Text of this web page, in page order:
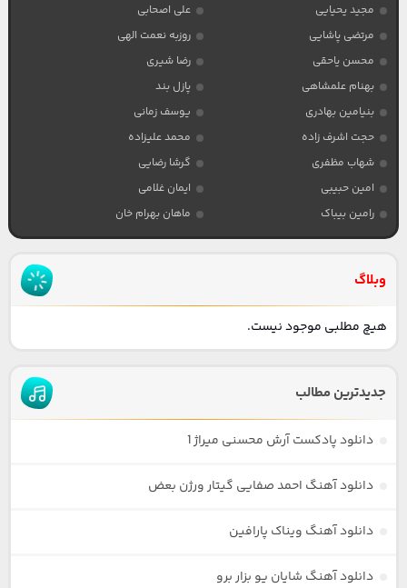
مجید یحیایی
علی اصحابی
مرتضی پاشایی
روزبه نعمت الهی
محسن یاحقی
رضا شیری
بهنام علمشاهی
پازل بند
بنیامین بهادری
یوسف زمانی
حجت اشرف زاده
محمد علیزاده
شهاب مظفری
گرشا رضایی
امین حبیبی
ایمان غلامی
رامین بیباک
ماهان بهرام خان
وبلاگ
هیچ مطلبی موجود نیست.
جدیدترین مطالب
دانلود پادکست آرش محسنی میراژ 1
دانلود آهنگ احمد صفایی گیتار ورژن بعض
دانلود آهنگ ویناک پارافین
دانلود آهنگ شایان یو بزار برو